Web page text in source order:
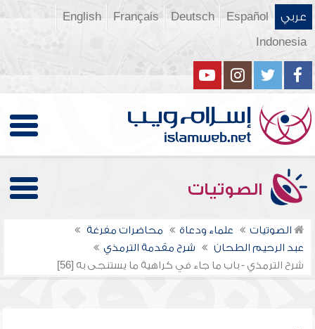
عربي Español
Deutsch
Français
English
Indonesia
الصوتيات
الصوتيات علماء ودعاة
محاضرات مفرغة
عبد الرحيم الطحان
شرح مقدمة الترمذي
شرح الترمذي - باب ما جاء في كراهية ما يستنجى به [56]